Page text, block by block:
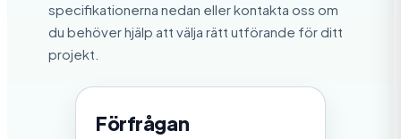
specifikationerna nedan eller kontakta oss om
du behöver hjälp att välja rätt utförande för ditt
projekt.
Förfrågan